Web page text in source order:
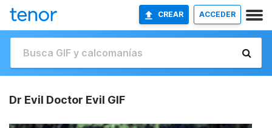
CREAR ACCEDER
Dr Evil Doctor Evil GIF